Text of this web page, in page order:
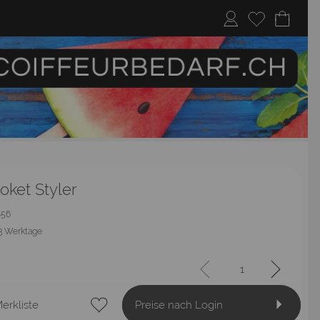
Styler
Werktage
Preise nach Login